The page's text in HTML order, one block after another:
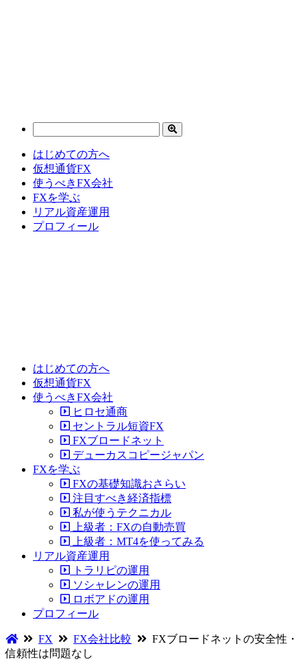
はじめての方へ
仮想通貨FX
使うべきFX会社
FXを学ぶ
リアル資産運用
プロフィール
はじめての方へ
仮想通貨FX
使うべきFX会社
ヒロセ通商
セントラル短資FX
FXブロードネット
デューカスコピージャパン
FXを学ぶ
FXの基礎知識おさらい
注目すべき経済指標
私が使うテクニカル
上級者：FXの自動売買
上級者：MT4を使ってみる
リアル資産運用
トラリピの運用
ソシャレンの運用
ロボアドの運用
プロフィール
FX FX会社比較
FXブロードネットの安全性・
信頼性は問題なし